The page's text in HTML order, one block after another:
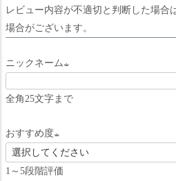
レビュー内容が不適切と判断した場合
場合がございます。
ニックネーム
(
必
)
全角25文字まで
おすすめ度
(
必
1～5段階評価